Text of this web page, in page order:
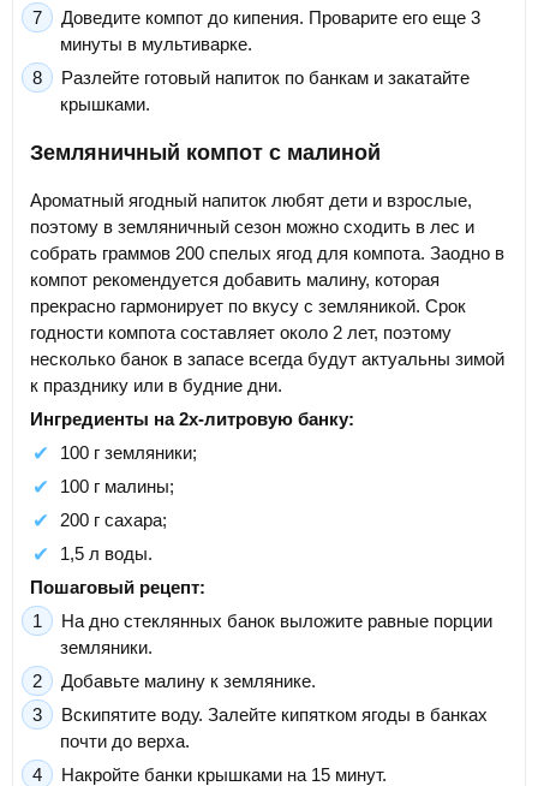
Доведите компот до кипения. Проварите его еще 3
минуты в мультиварке.
Разлейте готовый напиток по банкам и закатайте
крышками.
Земляничный компот с малиной
Ароматный ягодный напиток любят дети и взрослые,
поэтому в земляничный сезон можно сходить в лес и
собрать граммов 200 спелых ягод для компота. Заодно в
компот рекомендуется добавить малину, которая
прекрасно гармонирует по вкусу с земляникой. Срок
годности компота составляет около 2 лет, поэтому
несколько банок в запасе всегда будут актуальны зимой
к празднику или в будние дни.
Ингредиенты на 2х-литровую банку:
100 г земляники;
100 г малины;
200 г сахара;
1,5 л воды.
Пошаговый рецепт:
На дно стеклянных банок выложите равные порции
земляники.
Добавьте малину к землянике.
Вскипятите воду. Залейте кипятком ягоды в банках
почти до верха.
Накройте банки крышками на 15 минут.